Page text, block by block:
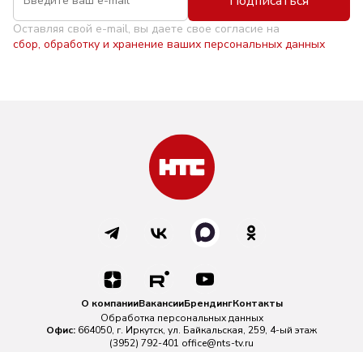
Оставляя свой e-mail, вы даете свое согласие на
сбор, обработку и хранение ваших персональных данных
О компанииВакансииБрендингКонтакты
Обработка персональных данных
Офис: 664050, г. Иркутск, ул. Байкальская, 259, 4-ый этаж
(3952) 792-401 office@nts-tv.ru